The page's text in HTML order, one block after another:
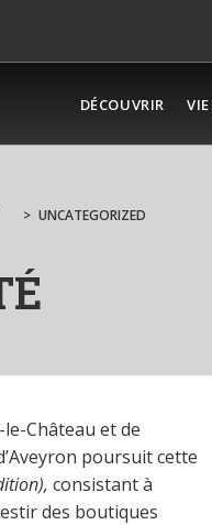
DÉCOUVRIR
> UNCATEGORIZED
Château et de
poursuit cette
consistant à
des boutiques